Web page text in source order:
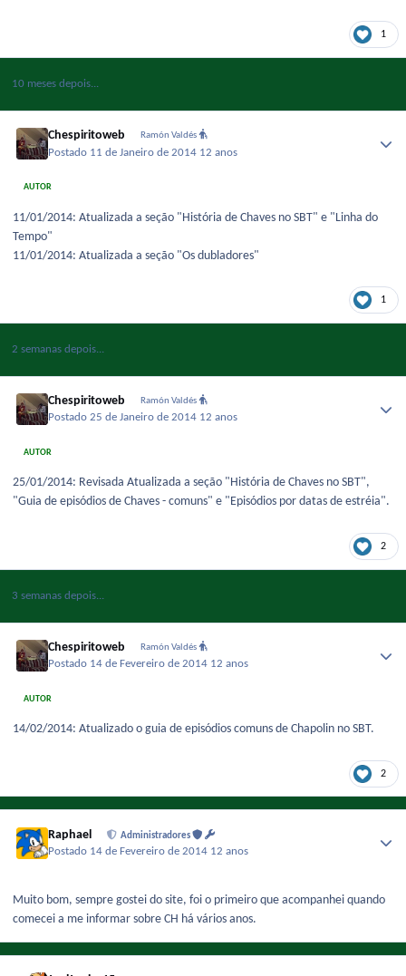
1
10 meses depois...
Chespiritoweb Ramón Valdés
Postado 11 de Janeiro de 2014 12 anos
AUTOR
11/01/2014: Atualizada a seção "História de Chaves no SBT" e "Linha do
Tempo"
11/01/2014: Atualizada a seção "Os dubladores"
1
2 semanas depois...
Chespiritoweb Ramón Valdés
Postado25 de Janeiro de 2014 12 anos
AUTOR
25/01/2014: Revisada Atualizada a seção "História de Chaves no SBT",
"Guia de episódios de Chaves - comuns" e "Episódios por datas de estréia".
2
3 semanas depois...
Chespiritoweb Ramón Valdés
Postado 14 de Fevereiro de 2014 12 anos
AUTOR
14/02/2014: Atualizado o guia de episódios comuns de Chapolin no SBT.
2
Raphael Administradores
Postado 14 de Fevereiro de 2014 12 anos
Muito bom, sempre gostei do site, foi o primeiro que acompanhei quando
comecei a me informar sobre CH há vários anos.